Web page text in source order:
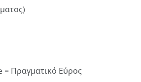
= Πραγματικό Εύρος